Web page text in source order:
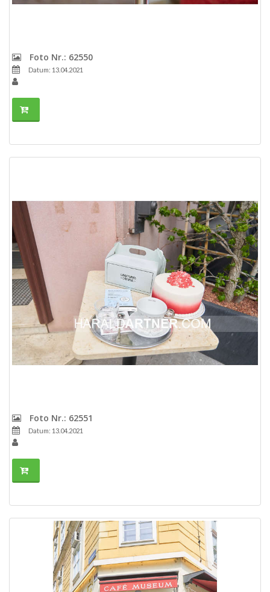
Foto Nr.: 62550
Datum: 13.04.2021
Foto Nr.: 62551
Datum: 13.04.2021